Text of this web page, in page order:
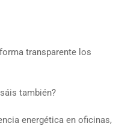
transparente los
también?
energética en oficinas,